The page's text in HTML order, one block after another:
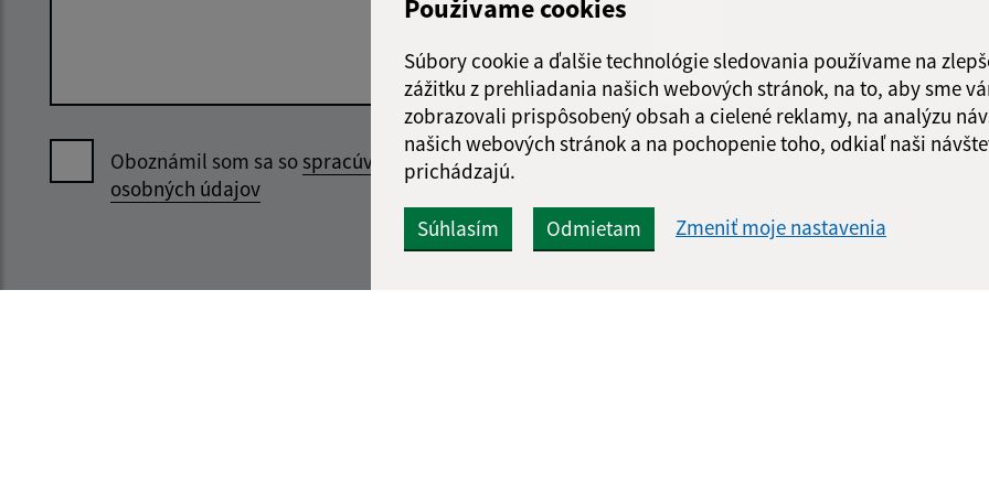
Používame cookies
Súbory cookie a ďalšie technológie sledovania používame na
zážitku z prehliadania našich webových stránok, na to, aby sme
zobrazovali prispôsobený obsah a cielené reklamy, na analýzu
našich webových stránok a na pochopenie toho, odkiaľ naši
prichádzajú.
Súhlasím Odmietam Zmeniť moje nastavenia
Oboznámil som sa sospracúvaním
osobných údajov
Google reCaptcha Response
Odoslať správu
Deň:
Čas:
Pondelok:
08:00 -
Streda:
12:00 -